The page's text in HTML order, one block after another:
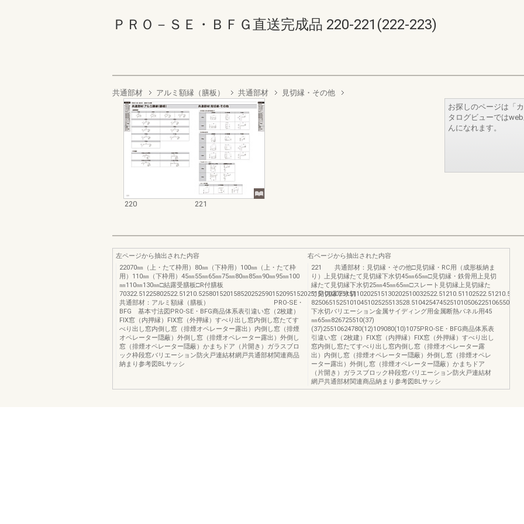
ＰＲＯ－ＳＥ・ＢＦＧ直送完成品 220-221(222-223)
共通部材 アルミ額縁（膳板） 共通部材 見切縁・その他
220 221
お探しのページは「
タログビューでは
んになれます。
左ページから抽出された内容
22070㎜（上・たて枠用）80㎜（下枠用）100㎜（上・たて枠
用）110㎜（下枠用）45㎜55㎜65㎜75㎜80㎜85㎜90㎜95㎜100
㎜110㎜130㎜□結露受膳板□R付膳板
共通部材：アルミ額縁（膳板） PRO-SE・
BFG 基本寸法図PRO-SE・BFG商品体系表引違い窓（2枚建）
FIX窓（内押縁）FIX窓（外押縁）すべり出し窓内倒し窓たてす
べり出し窓内倒し窓（排煙オペレーター露出）内倒し窓（排煙
オペレーター隠蔽）外倒し窓（排煙オペレーター露出）外倒し
窓（排煙オペレーター隠蔽）かまちドア（片開き）ガラスブロ
ック枠段窓バリエーション防火戸連結材網戸共通部材関連商品
納まり参考図BLサッシ
右ページから抽出された内容
221 共通部材：見切縁・その他□見切縁・RC用（成形板納ま
り）上見切縁たて見切縁下水切45㎜65㎜□見切縁・鉄骨用上見切
縁たて見切縁下水切25㎜45㎜65㎜□スレート見切縁上見切縁た
て見切縁下水切
下水切バリエーション金属サイディング用金属断熱パネル用45
㎜65㎜826725510(37)
(37)25510624780(12)109080(10)1075PRO-SE・BFG商品体系表
引違い窓（2枚建）FIX窓（内押縁）FIX窓（外押縁）すべり出し
窓内倒し窓たてすべり出し窓内倒し窓（排煙オペレーター露
出）内倒し窓（排煙オペレーター隠蔽）外倒し窓（排煙オペレ
ーター露出）外倒し窓（排煙オペレーター隠蔽）かまちドア
（片開き）ガラスブロック枠段窓バリエーション防火戸連結材
網戸共通部材関連商品納まり参考図BLサッシ